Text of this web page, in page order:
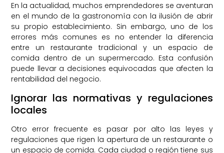
En la actualidad, muchos emprendedores se aventuran
en el mundo de la gastronomía con la ilusión de abrir
su propio establecimiento. Sin embargo, uno de los
errores más comunes es no entender la diferencia
entre un restaurante tradicional y un espacio de
comida dentro de un supermercado. Esta confusión
puede llevar a decisiones equivocadas que afecten la
rentabilidad del negocio.
Ignorar las normativas y regulaciones
locales
Otro error frecuente es pasar por alto las leyes y
regulaciones que rigen la apertura de un restaurante o
un espacio de comida. Cada ciudad o región tiene sus